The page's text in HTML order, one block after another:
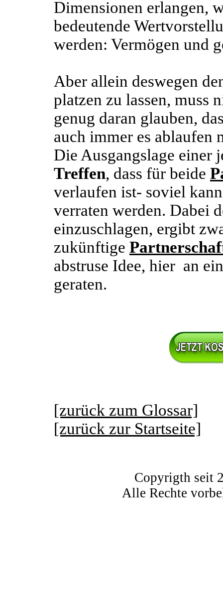
Dimensionen erlangen,
bedeutende
werden: Vermögen und
Aber allein deswegen
platzen zu lassen, muss
genug daran glauben,
auch immer es ablaufen
Die Ausgangslage einer
Treffen, dass für beide
verlaufen ist- soviel
verraten werden. Dabei
einzuschlagen, ergibt
zukünftige
abstruse Idee, hier an
geraten.
[zurück zum Glossar]
[zurück zur Startseite]
Copyrigth seit
Alle Rechte